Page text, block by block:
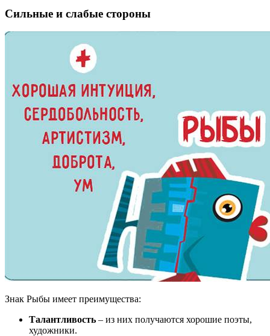
Сильные и слабые стороны
Знак Рыбы имеет преимущества:
Талантливость – из них получаются хорошие поэты,
художники.